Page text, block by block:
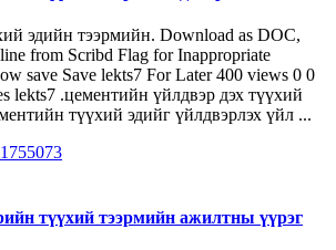
эдийн тээрмийн. Download as DOC,
from Scribd Flag for Inappropriate
save Save lekts7 For Later 400 views 0 0
lekts7 .цементийн үйлдвэр дэх түүхий
түүхий эдийг үйлдвэрлэх үйл ...
түүхий тээрмийн ажилтны үүрэг